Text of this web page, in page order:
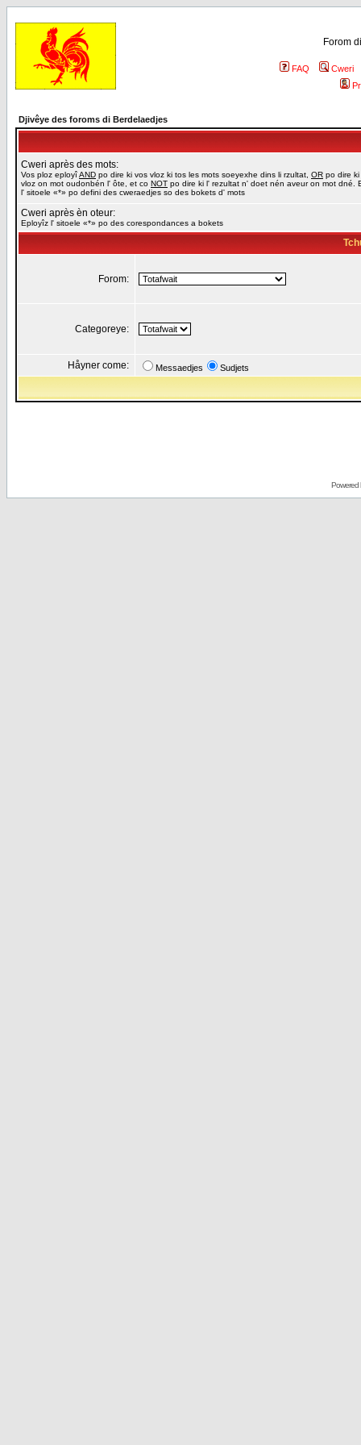
Forom
FAQ
Cweri
Djivêye des foroms di Berdelaedjes
Cweri après des mots:
Vos ploz eployîAND po dire ki vos vloz ki tos les mots soeyexhe dins li rzultat, OR po dire ki
vloz on mot oudonbén l' ôte, et co NOT po dire ki l' rezultat n' doet nén aveur on mot dné.
l' sitoele «*» po defini des cweraedjes so des bokets d' mots
Cweri après èn oteur:
Eployîz l' sitoele «*» po des corespondances a bokets
Forom:
Categoreye:
Håyner come: Messaedjes Sudjets
Powered